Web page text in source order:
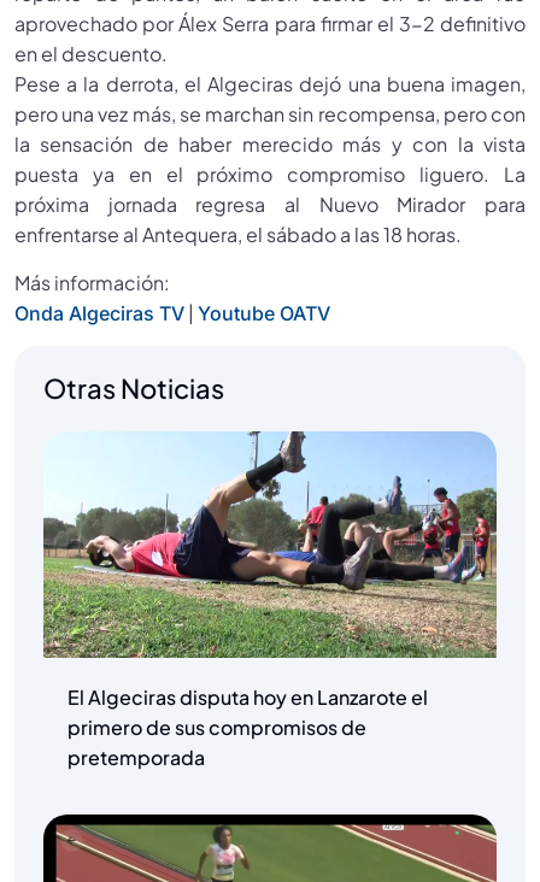
aprovechado por Álex Serra para firmar el 3-2 definitivo
en el descuento.
Pese a la derrota, el Algeciras dejó una buena imagen,
pero una vez más, se marchan sin recompensa, pero con
la sensación de haber merecido más y con la vista
puesta ya en el próximo compromiso liguero. La
próxima jornada regresa al Nuevo Mirador para
enfrentarse al Antequera, el sábado a las 18 horas.
Más información:
Onda Algeciras TV | Youtube OATV
Otras Noticias
El Algeciras disputa hoy en Lanzarote el
primero de sus compromisos de
pretemporada